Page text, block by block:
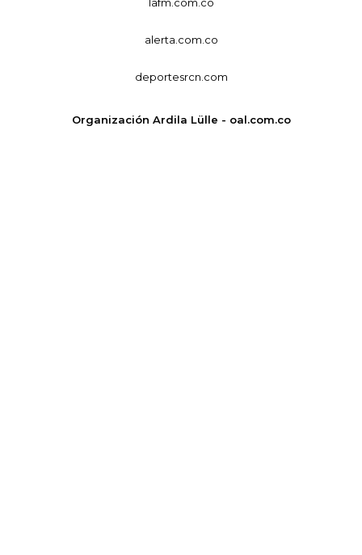
alerta.com.co
deportesrcn.com
Organización Ardila Lülle - oal.com.co